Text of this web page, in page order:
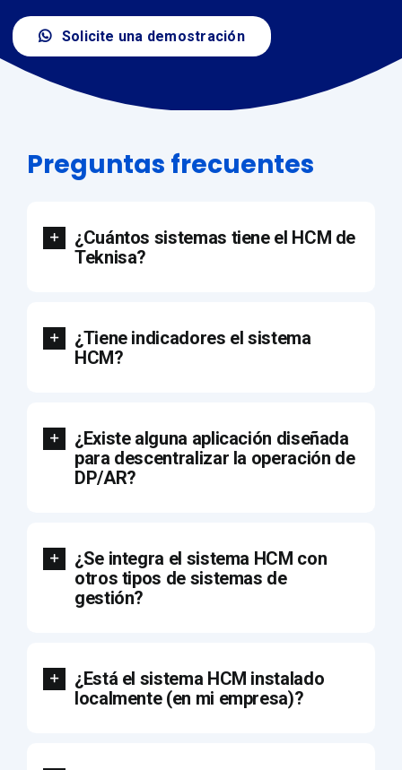
Solicite una demostración
Preguntas frecuentes
¿Cuántos sistemas tiene el HCM de
Teknisa?
¿Tiene indicadores el sistema
HCM?
¿Existe alguna aplicación diseñada
para descentralizar la operación de
DP/AR?
¿Se integra el sistema HCM con
otros tipos de sistemas de
gestión?
¿Está el sistema HCM instalado
localmente (en mi empresa)?